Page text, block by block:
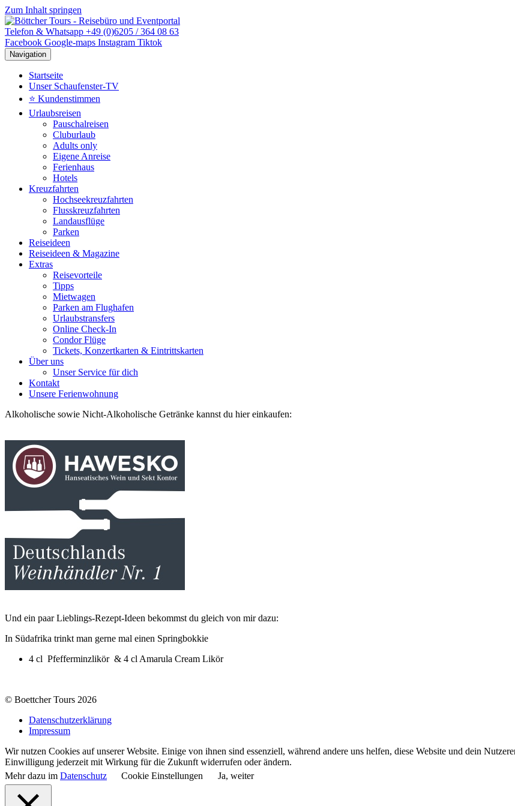
Zum Inhalt springen
Telefon & Whatsapp +49 (0)6205 / 364 08 63
Facebook Google-maps Instagram Tiktok
Navigation
Startseite
Unser Schaufenster-TV
⭐ Kundenstimmen
Urlaubsreisen
Pauschalreisen
Cluburlaub
Adults only
Eigene Anreise
Ferienhaus
Hotels
Kreuzfahrten
Hochseekreuzfahrten
Flusskreuzfahrten
Landausflüge
Parken
Reiseideen
Reiseideen & Magazine
Extras
Reisevorteile
Tipps
Mietwagen
Parken am Flughafen
Urlaubstransfers
Online Check-In
Condor Flüge
Tickets, Konzertkarten & Eintrittskarten
Über uns
Unser Service für dich
Kontakt
Unsere Ferienwohnung
Alkoholische sowie Nicht-Alkoholische Getränke kannst du hier einkaufen:
Und ein paar Lieblings-Rezept-Ideen bekommst du gleich von mir dazu:
In Südafrika trinkt man gerne mal einen Springbokkie
4 cl Pfefferminzlikör & 4 cl Amarula Cream Likör
© Boettcher Tours 2026
Datenschutzerklärung
Impressum
Wir nutzen Cookies auf unserer Website. Einige von ihnen sind essenziell, während andere uns helfen, diese Website und dein
Einwilligung jederzeit mit Wirkung für die Zukunft widerrufen oder ändern.
Mehr dazu im Datenschutz Cookie Einstellungen Ja, weiter